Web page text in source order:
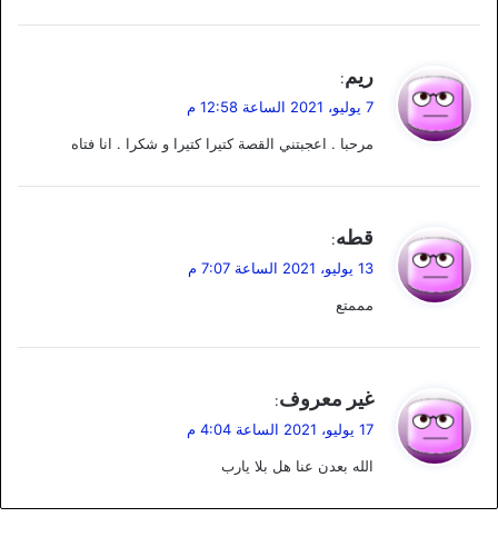
ل
ريم:
7 يوليو، 2021 الساعة 12:58 م
مرحبا . اعجبتني القصة كتيرا كتيرا و شكرا . انا فتاه
ي
ل
قطه:
13 يوليو، 2021 الساعة 7:07 م
مممتع
ي
ل
غير معروف:
17 يوليو، 2021 الساعة 4:04 م
الله بعدن عنا هل بلا يارب